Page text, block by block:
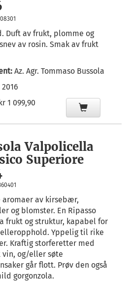
Duft av frukt, plomme og
av rosin. Smak av frukt
Az. Agr. Tommaso Bussola
2016
1 099,90
Valpolicella
Superiore
aromaer av kirsebær,
og blomster. En Ripasso
frukt og struktur, kapabel for
Yppelig til rike
Kraftig storferetter med
vin, og/eller søte
går flott. Prøv den også
gorgonzola.